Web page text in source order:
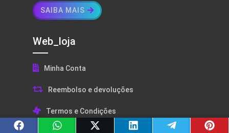
SAIBA MAIS
Web_loja
Minha Conta
Reembolso e devoluções
Termos e Condições